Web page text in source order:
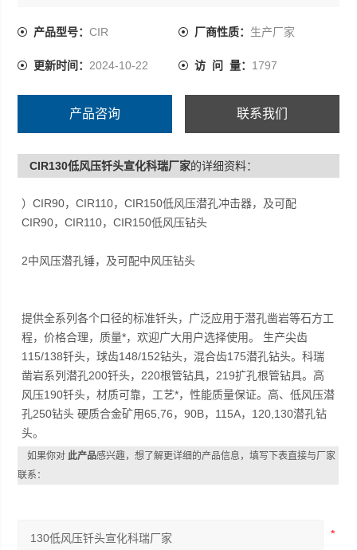
岩性能稳定、便于使用修磨、目前潜孔）CIR90，
CIR110，CIR150低风压钻头
2中风压潜孔锤，及可配中风压钻头
金可根据形状分为半球齿、锥形齿、抛
产品型号：CIR 厂商性质： 生产厂家
更新时间： 2024-10-22 访 问 量： 1797
产品咨询 联系我们
CIR130低风压钎头宣化科瑞厂家的详细资料：
）CIR90，CIR110，CIR150低风压潜孔冲击器，及可配
CIR90，CIR110，CIR150低风压钻头
2中风压潜孔锤，及可配中风压钻头
提供全系列各个口径的标准钎头，广泛应用于潜孔凿岩等石方工
程，价格合理，质量*，欢迎广大用户选择使用。 生产尖齿
115/138钎头，球齿148/152钻头，混合齿175潜孔钻头。科瑞
凿岩系列潜孔200钎头，220根管钻具，219扩孔根管钻具。高
风压190钎头，材质可靠，工艺*，性能质量保证。高、低风压潜
孔250钻头 硬质合金矿用65,76，90B，115A，120,130潜孔钻
头。
如果你对此产品感兴趣，想了解更详细的产品信息，填写下表直接与厂家
联系：